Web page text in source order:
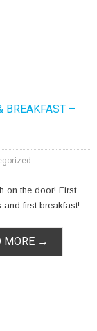
BREAKFAST –
on the door! First
and first breakfast!
MORE →